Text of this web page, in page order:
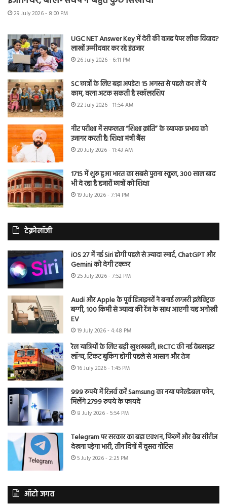
29 July 2026 - 8:00 PM
UGC NET Answer Key में देरी की वजह पेपर लीक विवाद?
लाखों उम्मीदवार कर रहे इंतजार
26 July 2026 - 6:11 PM
SC छात्रों के लिए बड़ा अपडेट! 15 अगस्त से पहले कर लें ये
काम, वरना अटक सकती है स्कॉलरशिप
22 July 2026 - 11:54 AM
नीट परीक्षा में सफलता “शिक्षा क्रांति” के व्यापक प्रभाव को
उजागर करती है: शिक्षा मंत्री बैंस
20 July 2026 - 11:43 AM
1715 में शुरू हुआ भारत का सबसे पुराना स्कूल, 300 साल बाद
भी दे रहा है हजारों छात्रों को शिक्षा
19 July 2026 - 7:14 PM
टेक्नोलॉजी
iOS 27 में नई Siri होगी पहले से ज्यादा स्मार्ट, ChatGPT और
Gemini को देगी टक्कर
25 July 2026 - 7:52 PM
Audi और Apple के पूर्व डिजाइनरों ने बनाई लग्जरी इलेक्ट्रिक
बग्गी, 100 किमी से ज्यादा की रेंज के साथ आएगी यह अनोखी
EV
19 July 2026 - 4:48 PM
रेल यात्रियों के लिए बड़ी खुशखबरी, IRCTC की नई वेबसाइट
लॉन्च, टिकट बुकिंग होगी पहले से आसान और तेज
16 July 2026 - 1:45 PM
999 रुपये में रिजर्व करें Samsung का नया फोल्डेबल फोन,
मिलेंगे 2799 रुपये के फायदे
8 July 2026 - 5:54 PM
Telegram पर सरकार का बड़ा एक्शन, फिल्में और वेब सीरीज
देखना पड़ेगा भारी, तीन दिनों में दूसरा नोटिस
5 July 2026 - 2:25 PM
ऑटो जगत